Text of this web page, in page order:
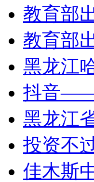
教育部
教育部
黑龙江
抖音——
黑龙江
投资不
佳木斯